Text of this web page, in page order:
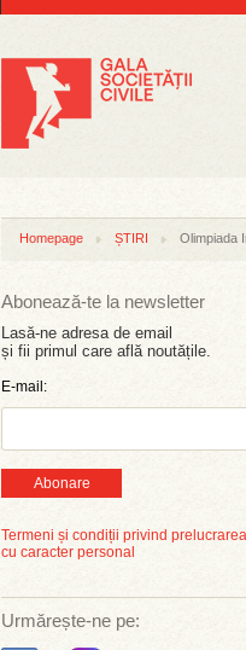
Homepage ȘTIRI Olimpiada
Abonează-te la newsletter
Lasă-ne adresa de email
și fii primul care află noutățile.
E-mail:
Abonare
Termeni și condiții privind
cu caracter personal
Urmărește-ne pe: